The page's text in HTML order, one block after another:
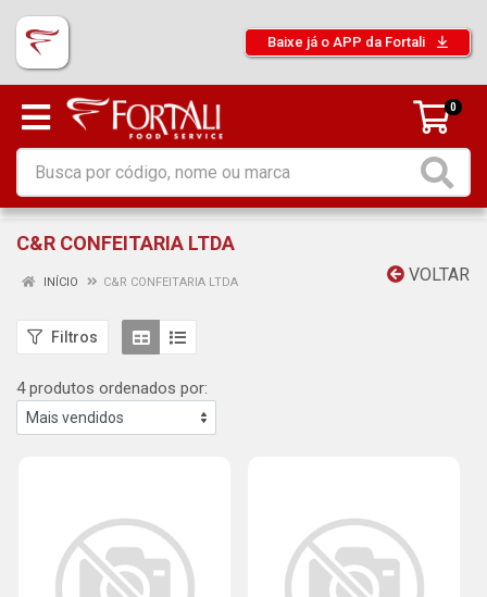
Baixe já o APP da Fortali
0
C&R CONFEITARIA LTDA
VOLTAR
INÍCIO C&R CONFEITARIA LTDA
Filtros
4 produtos ordenados por: